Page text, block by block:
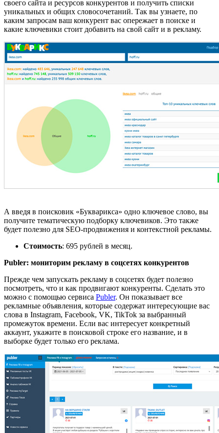
своего сайта и ресурсов конкурентов и получить списки
уникальных и общих словосочетаний. Так вы узнаете, по
каким запросам ваш конкурент вас опережает в поиске и
какие ключевики стоит добавить на свой сайт и в рекламу.
А введя в поисковик «Букварикса» одно ключевое слово, вы
получите тематическую подборку ключевиков. Это также
будет полезно для SEO-продвижения и контекстной рекламы.
Стоимость: 695 рублей в месяц.
Publer: мониторим рекламу в соцсетях конкурентов
Прежде чем запускать рекламу в соцсетях будет полезно
посмотреть, что и как продвигают конкуренты. Сделать это
можно с помощью сервиса Publer. Он показывает все
рекламные объявления, которые содержат интересующие вас
слова в Instagram, Facebook, VK, TikTok за выбранный
промежуток времени. Если вас интересует конкретный
аккаунт, укажите в поисковой строке его название, и в
выборке будет только его реклама.